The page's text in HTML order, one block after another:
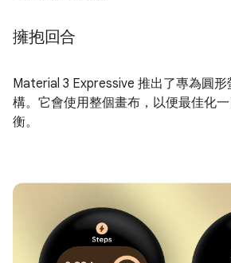
擁抱回合
Material 3 Expressive 推出了專為圓
構。它會使用整個畫布，以便最佳化
衡。